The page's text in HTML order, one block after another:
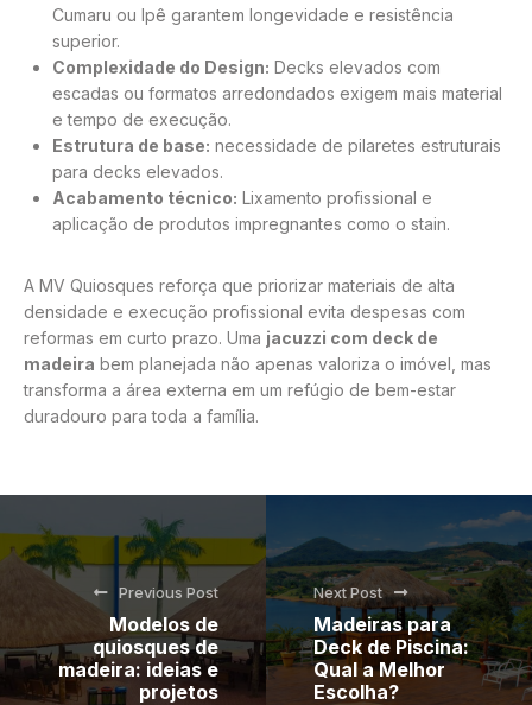
Cumaru ou Ipê garantem longevidade e resistência
superior.
Complexidade do Design: Decks elevados com
escadas ou formatos arredondados exigem mais material
e tempo de execução.
Estrutura de base: necessidade de pilaretes estruturais
para decks elevados.
Acabamento técnico: Lixamento profissional e
aplicação de produtos impregnantes como o stain.
A MV Quiosques reforça que priorizar materiais de alta
densidade e execução profissional evita despesas com
reformas em curto prazo. Uma jacuzzi com deck de
madeira bem planejada não apenas valoriza o imóvel, mas
transforma a área externa em um refúgio de bem-estar
duradouro para toda a família.
Previous Post
Modelos de
quiosques de
madeira: ideias e
projetos
Next Post
Madeiras para
Deck de Piscina:
Qual a Melhor
Escolha?